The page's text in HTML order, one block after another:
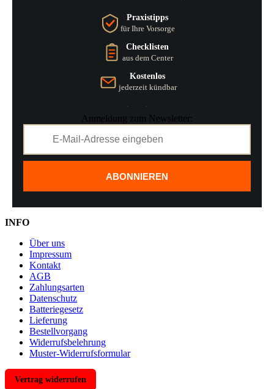
Praxistipps
für Ihre Vorsorge
Checklisten
aus dem Center
Kostenlos
jederzeit kündbar
Anmeldung zum Newsletter:
ABONNIEREN
INFO
Über uns
Impressum
Kontakt
AGB
Zahlungsarten
Datenschutz
Batteriegesetz
Lieferung
Bestellvorgang
Widerrufsbelehrung
Muster-Widerrufsformular
Vertrag widerrufen